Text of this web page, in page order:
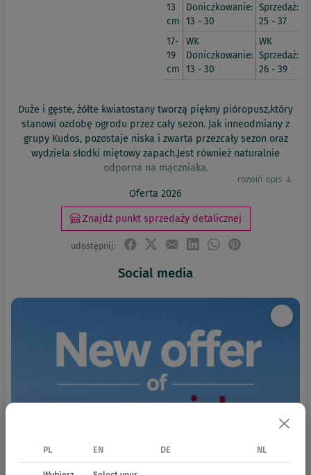
13
cm
Doniczkowanie:
13 - 30
Sprzedaż:
25 - 37
17-
19
cm
WK
Doniczkowanie:
13 - 30
WK
Sprzedaż:
26 - 39
Duże i gęste, żółte kwiatostany tworzą piękny pióropusz,który
stanowi ozdobę ogrodu przez cały sezon. Jak inneodmiany z
grupy Kudos, pozostaje niska i zwarta przezcały sezon oraz
wydziela słodki miętowy zapach.Jest również naturalnie
odporna na mączniaka.
Oferta 2026
Znajdź punkt sprzedaży detalicznej
udostępnij:
Social media
PL EN DE NL